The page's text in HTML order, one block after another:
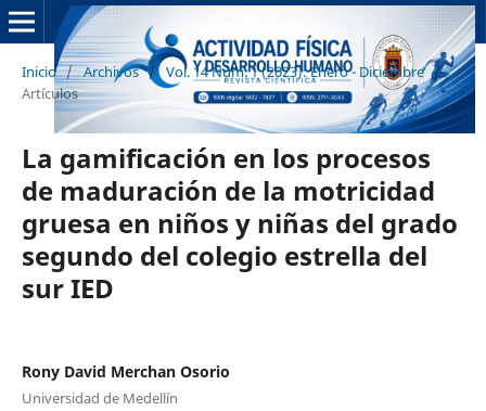
Inicio / Archivos / Vol. 14 Núm. 1 (2023): Enero - Diciembre /
Artículos
La gamificación en los procesos
de maduración de la motricidad
gruesa en niños y niñas del grado
segundo del colegio estrella del
sur IED
Rony David Merchan Osorio
Universidad de Medellín